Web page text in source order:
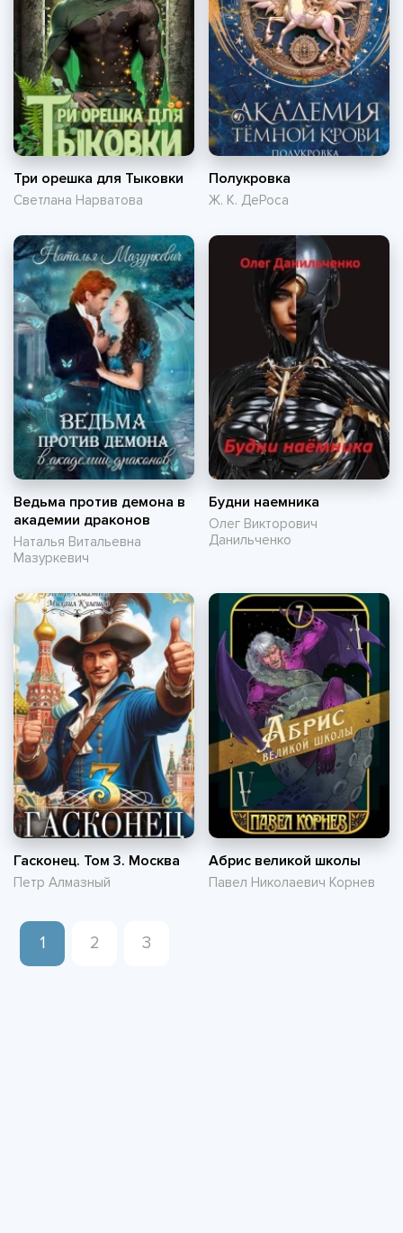
Три орешка для Тыковки
Светлана Нарватова
Полукровка
Ж. К. ДеРоса
Ведьма против демона в
академии драконов
Наталья Витальевна
Мазуркевич
Будни наемника
Олег Викторович
Данильченко
Гасконец. Том 3. Москва
Петр Алмазный
Абрис великой школы
Павел Николаевич Корнев
1 2 3